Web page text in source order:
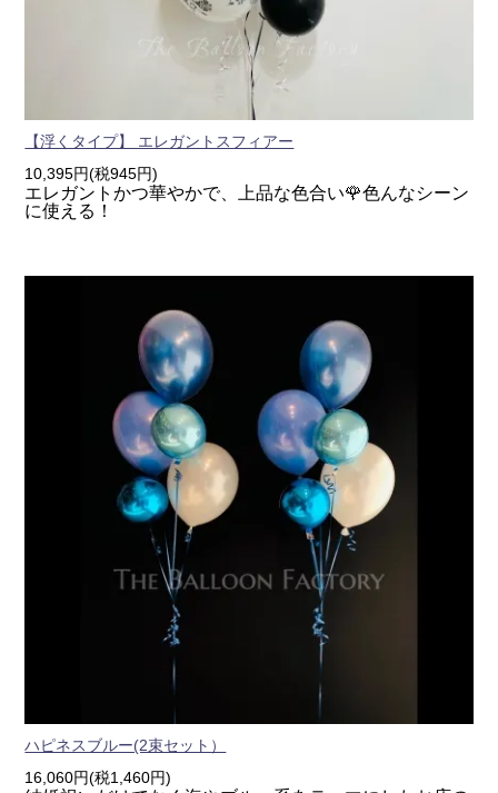
【浮くタイプ】 エレガントスフィアー
10,395円(税945円)
エレガントかつ華やかで、上品な色合い🌹色んなシーン
に使える！
ハピネスブルー(2束セット）
16,060円(税1,460円)